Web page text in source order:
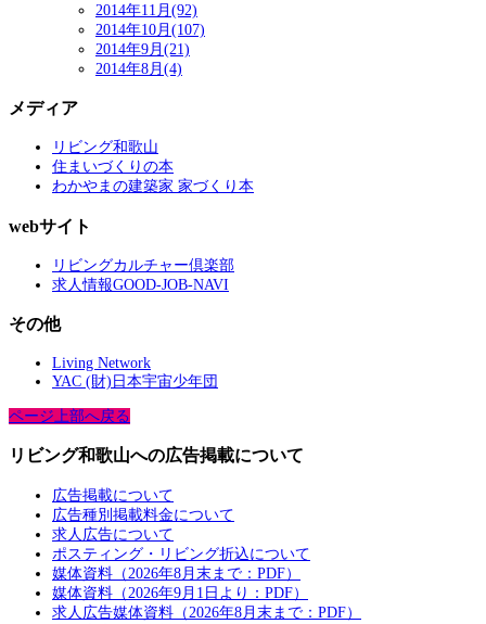
2014年11月(92)
2014年10月(107)
2014年9月(21)
2014年8月(4)
メディア
リビング和歌山
住まいづくりの本
わかやまの建築家 家づくり本
webサイト
リビングカルチャー倶楽部
求人情報GOOD-JOB-NAVI
その他
Living Network
YAC (財)日本宇宙少年団
ページ上部へ戻る
リビング和歌山への広告掲載について
広告掲載について
広告種別掲載料金について
求人広告について
ポスティング・リビング折込について
媒体資料（2026年8月末まで：PDF）
媒体資料（2026年9月1日より：PDF）
求人広告媒体資料（2026年8月末まで：PDF）